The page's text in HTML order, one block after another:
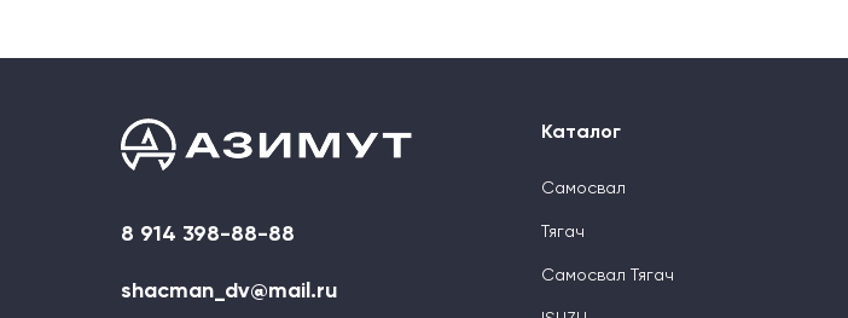
8 914 398-88-88
shacman_dv@mail.ru
Каталог
Самосвал
Тягач
Самосвал Тягач